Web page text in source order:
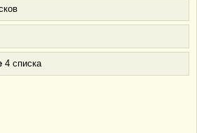
4 списка